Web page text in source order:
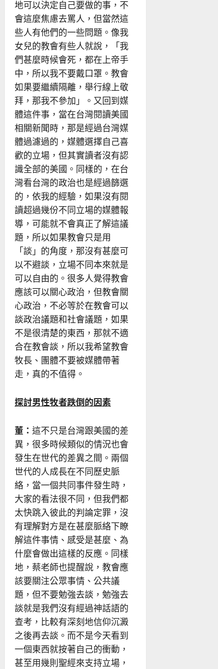
地可以決定自己要做的事，不
會這麼焦慮去罵人，但當然這
些人有他們的一些問題。像我
女兒的教會有些人就說，「我
們甚麼時候會死，都在上帝手
中，所以我不要戴口罩。教會
如果要繼續隔離，舉行線上敬
拜，那我不參加」。又回到媒
體這件事，當在台灣閱讀美國
相關新聞時，那是經過台灣媒
體過濾過的，媒體選擇自己喜
歡的立場，但其實讀者沒有認
識全部的美國。同樣的，在台
灣看台灣的政治也是經過篩選
的，依我的經驗，如果沒有閱
讀超過幾份不同立場的媒體報
導，可能就不會真正了解這議
題，所以如果教會只是用
「談」的角度，那沒有甚麼可
以不避談，立場不同本來就是
可以自由的。很多人覺得教會
應該可以關心政治，但教會關
心政治，不必等於在教會可以
談政治議題和社會議題，如果
不是很清楚的東西，那就不適
合在教會談，所以我希望教會
牧長、團體不要被媒體帶著
走，真的不值得。
探討男性牧者跌倒的因素
董： 這不只是台灣跟美國的差
異，很多時候類似的情況也會
發生在世代的差異之間。兩個
世代的人成長在不同歷史脈
絡，當一個共同事件發生時，
大家的看法很不同，但我們都
太快跳入彼此的判論定罪，沒
有理解對方是在甚麼脈絡下瞭
解這件事情、感受是甚麼、為
什麼會做出這樣的反應。同樣
地，蔡老師也提醒說，教會應
該要關注公眾事情、公共議
題，但不要勉強去談，勉強去
談就是我們沒有經過神話語的
查考，比較有深刻地信仰沉澱
之後再去談。而不是今天看到
一個東西就按著自己的衝動，
甚至用幾則聖經來支持立場，